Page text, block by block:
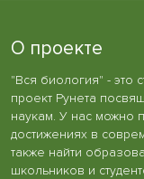
О проекте
"Вся биология" - это
проект Рунета
наукам. У нас можно
достижениях в
также найти
школьников и